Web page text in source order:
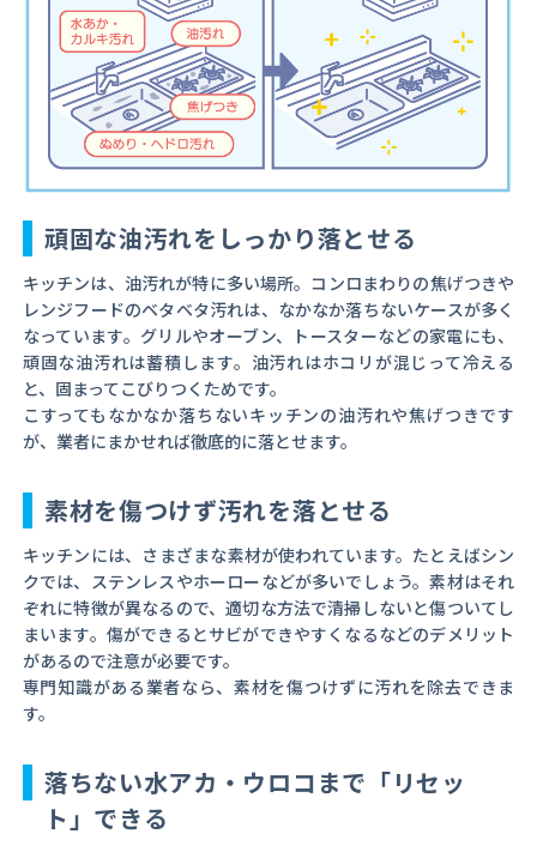
頑固な油汚れをしっかり落とせる
キッチンは、油汚れが特に多い場所。コンロまわりの焦げつきや
レンジフードのベタベタ汚れは、なかなか落ちないケースが多く
なっています。グリルやオーブン、トースターなどの家電にも、
頑固な油汚れは蓄積します。油汚れはホコリが混じって冷える
と、固まってこびりつくためです。
こすってもなかなか落ちないキッチンの油汚れや焦げつきです
が、業者にまかせれば徹底的に落とせます。
素材を傷つけず汚れを落とせる
キッチンには、さまざまな素材が使われています。たとえばシン
クでは、ステンレスやホーローなどが多いでしょう。素材はそれ
ぞれに特徴が異なるので、適切な方法で清掃しないと傷ついてし
まいます。傷ができるとサビができやすくなるなどのデメリット
があるので注意が必要です。
専門知識がある業者なら、素材を傷つけずに汚れを除去できま
す。
落ちない水アカ・ウロコまで「リセッ
ト」できる